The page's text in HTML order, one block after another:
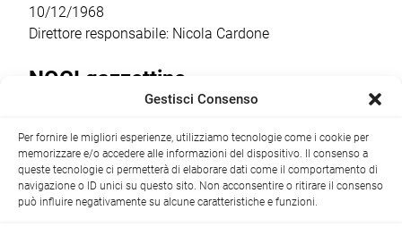
10/12/1968
Direttore responsabile: Nicola Cardone
NOCI gazzettino
+39 080 4979274|info@nocigazzettino.it Contatti|
Archivio
Gestisci Consenso
Per fornire le migliori esperienze, utilizziamo tecnologie come i cookie per
memorizzare e/o accedere alle informazioni del dispositivo. Il consenso a
queste tecnologie ci permetterà di elaborare dati come il comportamento di
navigazione o ID unici su questo sito. Non acconsentire o ritirare il consenso
può influire negativamente su alcune caratteristiche e funzioni.